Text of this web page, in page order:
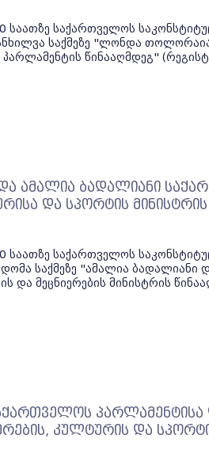
საათზე საქართველოს
საქმეზე "ლონდა
წინააღმდეგ"
ამალია ბადალიანი
და სპორტის
საათზე საქართველოს
საქმეზე "ამალია ბადალიანი
და მეცნიერების მინისტრის
კულტურის და